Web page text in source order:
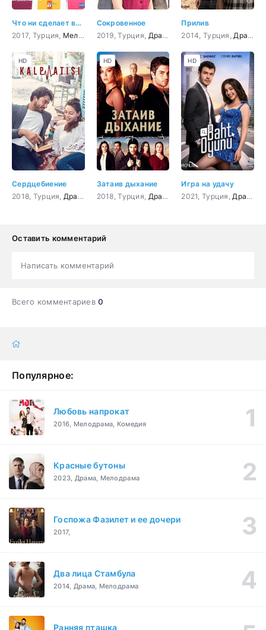
Что ни сделает влюбленный
2017, Турция, Мелодрама ,Комедия
Сокровенное
2019, Турция, Драма
Прилив
2014, Турция, Драма
Сердцебиение
2018, Турция, Драма Мелодрама
HD
Затаив дыхание
2018, Турция, Драма криминал ,Боевик,
HD
Игра на удачу
2021, Турция, Драма
HD
Оставить комментарий
Написать комментарий
Всего комментариев0
Популярное:
Любовь напрокат
2016, Мелодрама, Комедия
Красные бутоны
2023, Драма, Мелодрама
Госпожа Фазилет и ее дочери
2017,
Два лица Стамбула
2014, Драма, Мелодрама
Ранняя пташка